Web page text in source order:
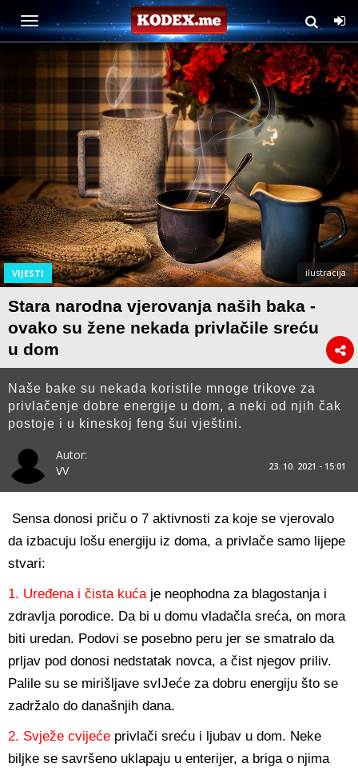
VIJESTI ilustracija
Stara narodna vjerovanja naših baka -
ovako su žene nekada privlačile sreću
u dom
Naše bake su nekada koristile mnoge trikove za
privlačenje dobre energije u dom, a neki od njih čak
postoje i u kineskoj feng šui vještini.
Autor:
VV
23. 10. 2021 - 15:01
Sensa donosi priču o 7 aktivnosti za koje se vjerovalo
da izbacuju lošu energiju iz doma, a privlače samo lijepe
stvari:
1. Uređena i čista kućaje neophodna za blagostanja i
zdravlja porodice. Da bi u domu vladačla sreća, on mora
biti uredan. Podovi se posebno peru jer se smatralo da
prljav pod donosi nedstatak novca, a čist njegov priliv.
Palile su se mirišljave svIJeće za dobru energiju što se
zadržalo do današnjih dana.
2. Svježe cvijeće privlači sreću i ljubav u dom. Neke
biljke se savršeno uklapaju u enterijer, a briga o njima